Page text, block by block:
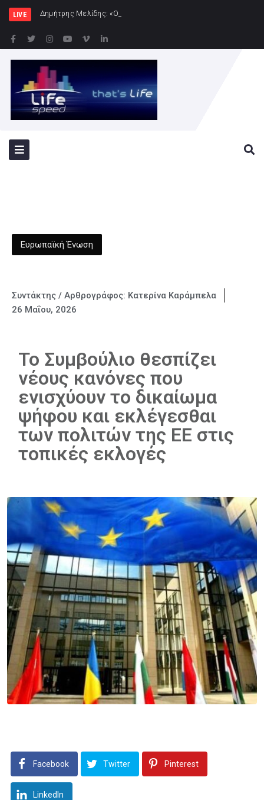
LIVE Δημήτρης Μελίδης: «Ο ΣΥΡΙΖΑ-ΠΣ είναι εδώ – πλ
Ευρωπαϊκή Ένωση
Συντάκτης / Αρθρογράφος: Κατερίνα Καράμπελα
26 Μαΐου, 2026
Το Συμβούλιο θεσπίζει
νέους κανόνες που
ενισχύουν το δικαίωμα
ψήφου και εκλέγεσθαι
των πολιτών της ΕΕ στις
τοπικές εκλογές
Facebook Twitter Pinterest
LinkedIn